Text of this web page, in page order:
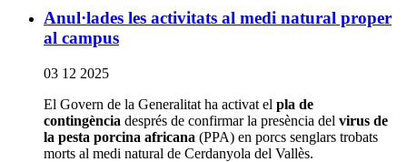
Anul·lades les activitats al medi natural proper
al campus
03 12 2025
El Govern de la Generalitat ha activat el pla de
contingència després de confirmar la presència del virus de
la pesta porcina africana (PPA) en porcs senglars trobats
morts al medi natural de Cerdanyola del Vallès.